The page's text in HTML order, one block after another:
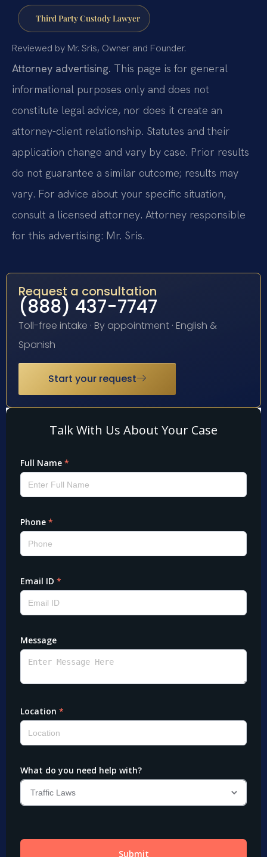
Third Party Custody Lawyer
Reviewed by Mr. Sris, Owner and Founder.
Attorney advertising. This page is for general
informational purposes only and does not
constitute legal advice, nor does it create an
attorney-client relationship. Statutes and their
application change and vary by case. Prior results
do not guarantee a similar outcome; results may
vary. For advice about your specific situation,
consult a licensed attorney. Attorney responsible
for this advertising: Mr. Sris.
Request a consultation
(888) 437-7747
Toll-free intake · By appointment · English &
Spanish
Start your request